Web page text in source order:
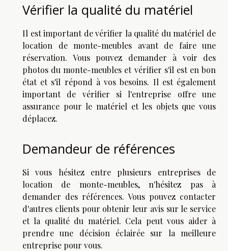
Vérifier la qualité du matériel
Il est important de vérifier la qualité du matériel de
location de monte-meubles avant de faire une
réservation. Vous pouvez demander à voir des
photos du monte-meubles et vérifier s'il est en bon
état et s'il répond à vos besoins. Il est également
important de vérifier si l'entreprise offre une
assurance pour le matériel et les objets que vous
déplacez.
Demandeur de références
Si vous hésitez entre plusieurs entreprises de
location de monte-meubles, n'hésitez pas à
demander des références. Vous pouvez contacter
d'autres clients pour obtenir leur avis sur le service
et la qualité du matériel. Cela peut vous aider à
prendre une décision éclairée sur la meilleure
entreprise pour vous.